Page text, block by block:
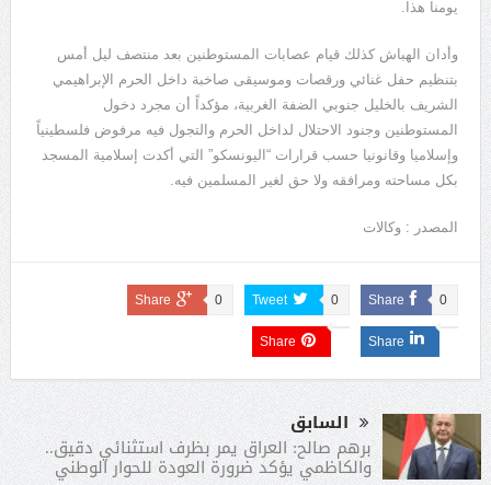
يومنا هذا.
وأدان الهباش كذلك قيام عصابات المستوطنين بعد منتصف ليل أمس
بتنظيم حفل غنائي ورقصات وموسيقى صاخبة داخل الحرم الإبراهيمي
الشريف بالخليل جنوبي الضفة الغربية، مؤكداً أن مجرد دخول
المستوطنين وجنود الاحتلال لداخل الحرم والتجول فيه مرفوض فلسطينياً
وإسلاميا وقانونيا حسب قرارات “اليونسكو” التي أكدت إسلامية المسجد
بكل مساحته ومرافقه ولا حق لغير المسلمين فيه.
المصدر : وكالات
Share 0
Tweet 0
Share 0
Share
Share
السابق
برهم صالح: العراق يمر بظرف استثنائي دقيق..
والكاظمي يؤكد ضرورة العودة للحوار الوطني